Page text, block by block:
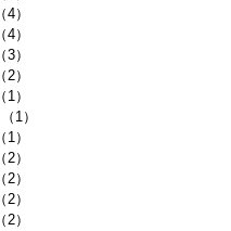
（4）
（4）
（3）
（2）
（1）
（1）
（1）
（2）
（2）
（2）
（2）